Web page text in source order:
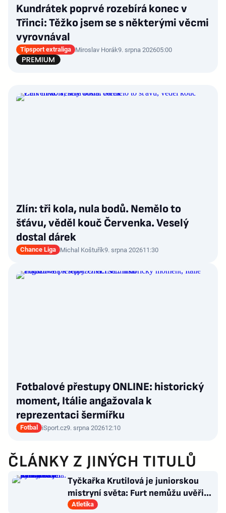
Kundrátek poprvé rozebírá konec v
Třinci: Těžko jsem se s některými věcmi
vyrovnával
Tipsport extraliga Miroslav Horák9. srpna 202605:00
Zlín: tři kola, nula bodů. Nemělo to
šťávu, věděl kouč Červenka. Veselý
dostal dárek
Chance Liga Michal Koštuřík9. srpna 202611:30
Fotbalové přestupy ONLINE: historický
moment, Itálie angažovala k
reprezentaci šermířku
Fotbal iSport.cz9. srpna 202612:10
ČLÁNKY Z JINÝCH TITULŮ
Tyčkařka Krutilová je juniorskou
mistryní světa: Furt nemůžu uvěřit,
co se stalo!
Atletika